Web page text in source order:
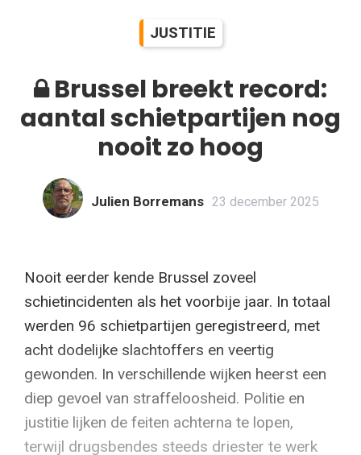
JUSTITIE
Brussel breekt record:
aantal schietpartijen nog
nooit zo hoog
Julien Borremans 23 december 2025
Nooit eerder kende Brussel zoveel
schietincidenten als het voorbije jaar. In totaal
werden 96 schietpartijen geregistreerd, met
acht dodelijke slachtoffers en veertig
gewonden. In verschillende wijken heerst een
diep gevoel van straffeloosheid. Politie en
justitie lijken de feiten achterna te lopen,
terwijl drugsbendes steeds driester te werk